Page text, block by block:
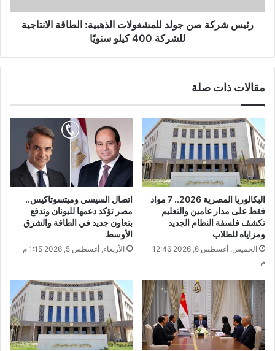
رئيس شركة صن جولد للمشغولات الذهبية: الطاقة الانتاجية
للشركة 400 كيلو سنويًا
مقالات ذات صلة
البكالوريا المصرية 2026.. 7 مواد
فقط على مدار عامين والتعليم
تكشف فلسفة النظام الجديد
ومزاياه للطلاب
الخميس, أغسطس 6, 2026 12:46
م
اتصال السيسي وميتسوتاكيس..
مصر تؤكد دعمها لليونان وتدفع
بتعاون جديد في الطاقة والشرق
الأوسط
الأربعاء, أغسطس 5, 2026 1:15 م